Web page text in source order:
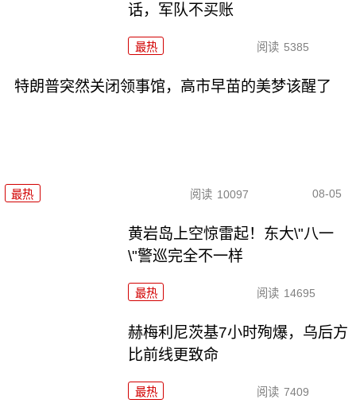
话，军队不买账
最热 阅读 5385
特朗普突然关闭领事馆，高市早苗的美梦该醒了
最热 阅读 10097 08-05
黄岩岛上空惊雷起！东大\"八一
\"警巡完全不一样
最热 阅读 14695
赫梅利尼茨基7小时殉爆，乌后方
比前线更致命
最热 阅读 7409